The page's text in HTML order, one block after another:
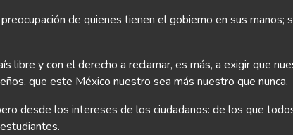
de quienes tienen el gobierno en sus
libre y con el derecho a reclamar, es más, a exigir que
que este México nuestro sea más nuestro que nunca.
desde los intereses de los ciudadanos: de los que